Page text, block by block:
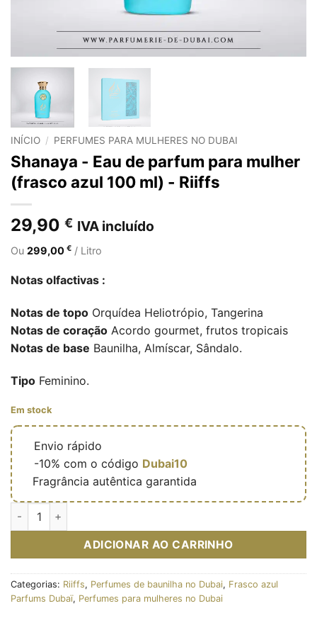
INÍCIO / PERFUMES PARA MULHERES NO DUBAI
Shanaya - Eau de parfum para mulher
(frasco azul 100 ml) - Riiffs
29,90 € IVA incluído
Ou 299,00 € / Litro
Notas olfactivas :
Notas de topo Orquídea Heliotrópio, Tangerina
Notas de coração Acordo gourmet, frutos tropicais
Notas de base Baunilha, Almíscar, Sândalo.
Tipo Feminino.
Em stock
Envio rápido
-10% com o código Dubai10
Fragrância autêntica garantida
Quantidade de Shanaya - Eau de parfum féminine (flacon
ADICIONAR AO CARRINHO
Categorias: Riiffs, Perfumes de baunilha no Dubai, Frasco azul
Parfums Dubaï, Perfumes para mulheres no Dubai